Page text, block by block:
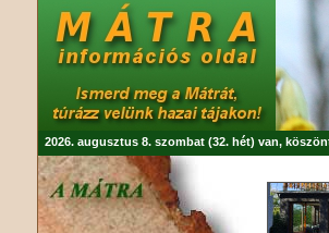
2026. augusztus 8. szombat (32. hét) van,